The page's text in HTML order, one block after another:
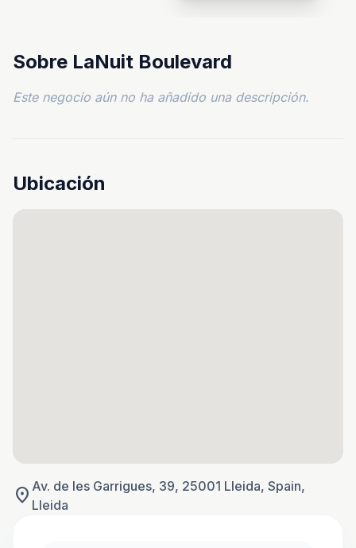
Sobre LaNuit Boulevard
Este negocio aún no ha añadido una descripción.
Ubicación
location_on Av. de les Garrigues, 39, 25001 Lleida, Spain,
Lleida